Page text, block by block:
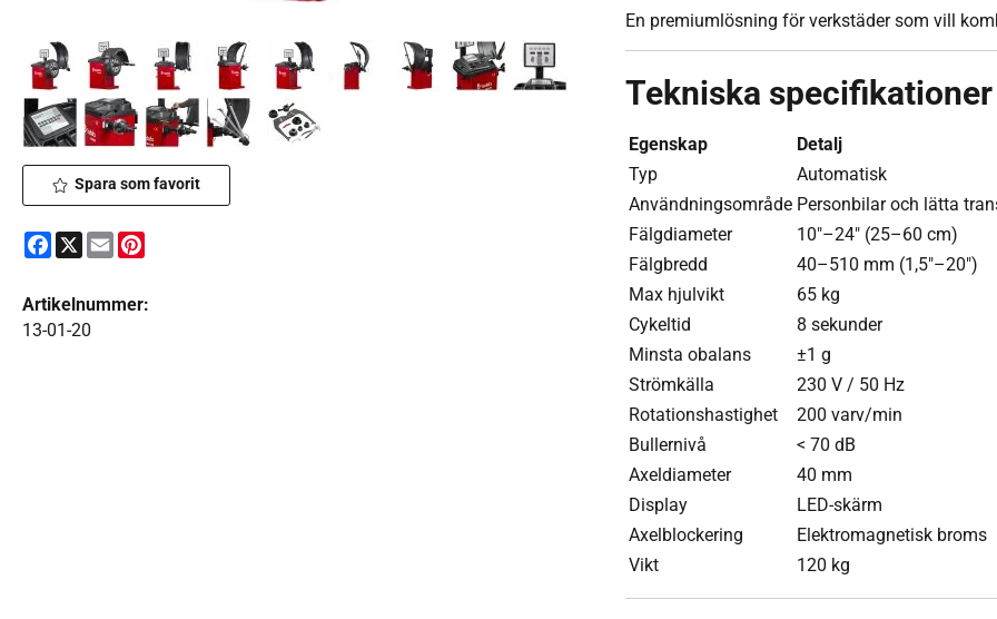
En premiumlösning för verkstäder som vill
Tekniska specifikationer
Egenskap
Detalj
Typ
Automatisk
Användningsområde Personbilar och lätta
Fälgdiameter
10"–24" (25–60 cm)
Fälgbredd
40–510 mm (1,5"–20")
Max hjulvikt
65 kg
Cykeltid
8 sekunder
Minsta obalans
±1 g
Strömkälla
230 V / 50 Hz
Rotationshastighet
200 varv/min
Bullernivå
< 70 dB
Axeldiameter
40 mm
Display
LED-skärm
Axelblockering
Elektromagnetisk broms
Vikt
120 kg
Spara som favorit
Facebook
X Email
Artikelnummer:
13-01-20